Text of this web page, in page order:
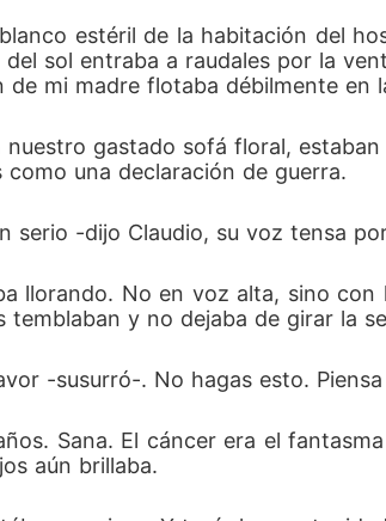
estéril de la habitación del
sol entraba a raudales por la
de mi madre flotaba débilmente en
nuestro gastado sofá floral,
una declaración de guerra.
serio -dijo Claudio, su voz tensa
llorando. No en voz alta, sino
temblaban y no dejaba de girar la
-susurró-. No hagas esto. Piensa
Sana. El cáncer era el
aún brillaba.